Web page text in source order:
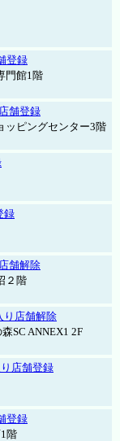
登録
門館1階
舗登録
ッピングセンター3階
録
舗解除
２階
り店舗解除
SC ANNEX1 2F
店舗登録
登録
階